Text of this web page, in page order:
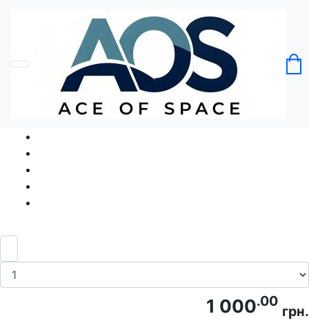
Без категорії
Футболка Горілкатастичні Пригоди
Vodka-tastic
Код товару: Ace5179
1 000.00
грн.